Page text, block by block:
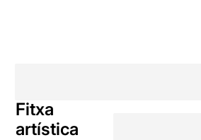
Fitxa
artística